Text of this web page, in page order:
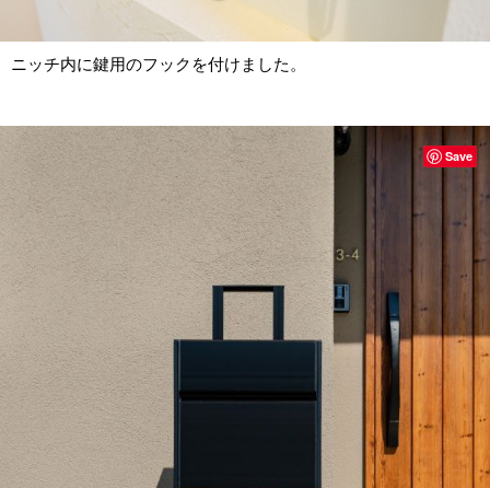
ニッチ内に鍵用のフックを付けました。
Save